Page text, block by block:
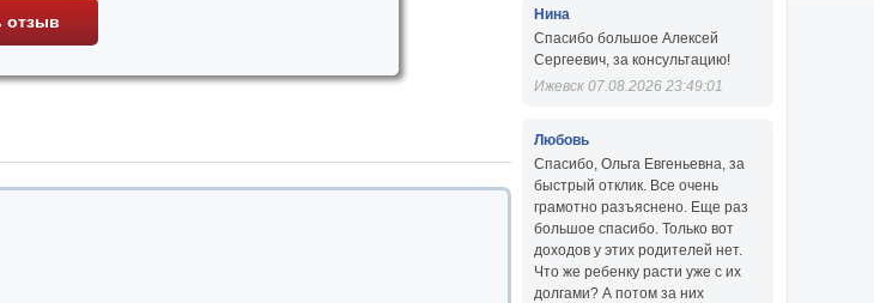
Нина
Спасибо большое Алексей
Сергеевич, за консультацию!
Ижевск 07.08.2026 23:49:01
Любовь
Спасибо, Ольга Евгеньевна, за
быстрый отклик. Все очень
грамотно разъяснено. Еще раз
большое спасибо. Только вот
доходов у этих родителей нет.
Что же ребенку расти уже с их
долгами? А потом за них